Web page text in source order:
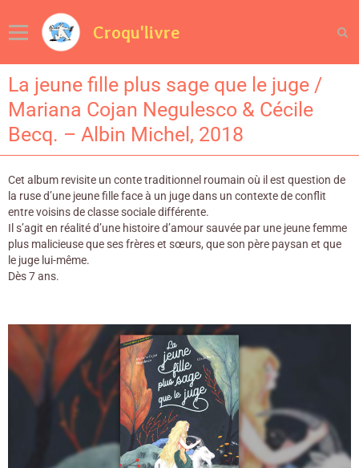
Croqu'livre
La jeune fille plus sage que le juge /
Mariana Cojan Negulesco & Cécile
Becq. – Albin Michel, 2018
Cet album revisite un conte traditionnel roumain où il est question de
la ruse d’une jeune fille face à un juge dans un contexte de conflit
entre voisins de classe sociale différente.
Il s’agit en réalité d’une histoire d’amour sauvée par une jeune femme
plus malicieuse que ses frères et sœurs, que son père paysan et que
le juge lui-même.
Dès 7 ans.